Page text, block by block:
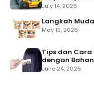
July 14, 2026
Langkah
May 19, 2026
Tips dan
dengan
June 24, 2026